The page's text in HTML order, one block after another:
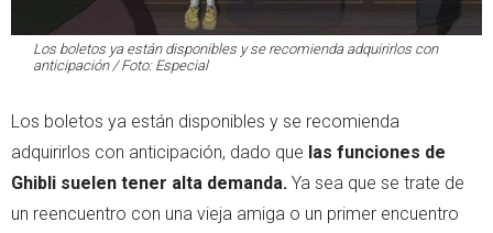
Los boletos ya están disponibles y se recomienda adquirirlos con
anticipación / Foto: Especial
Los boletos ya están disponibles y se recomienda
adquirirlos con anticipación, dado que las funciones de
Ghibli suelen tener alta demanda. Ya sea que se trate de
un reencuentro con una vieja amiga o un primer encuentro